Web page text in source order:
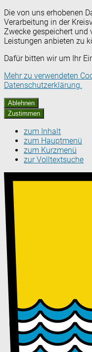
Die von uns erhobenen
Verarbeitung in der
Zwecke gespeichert und
Leistungen anbieten zu
Dafür bitten wir um Ihr
Mehr zu verwendeten
Datenschutzerklärung.
Ablehnen
Zustimmen
zum Inhalt
zum Hauptmenü
zum Kurzmenü
zur Volltextsuche